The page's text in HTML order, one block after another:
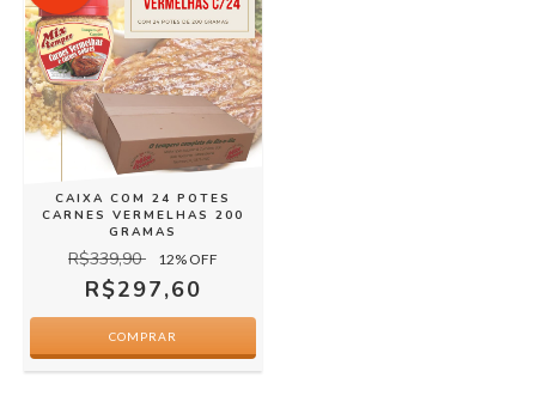
CAIXA COM 24 POTES
CARNES VERMELHAS 200
GRAMAS
R$339,90 12% OFF
R$297,60